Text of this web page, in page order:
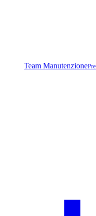
Team Manutenzione